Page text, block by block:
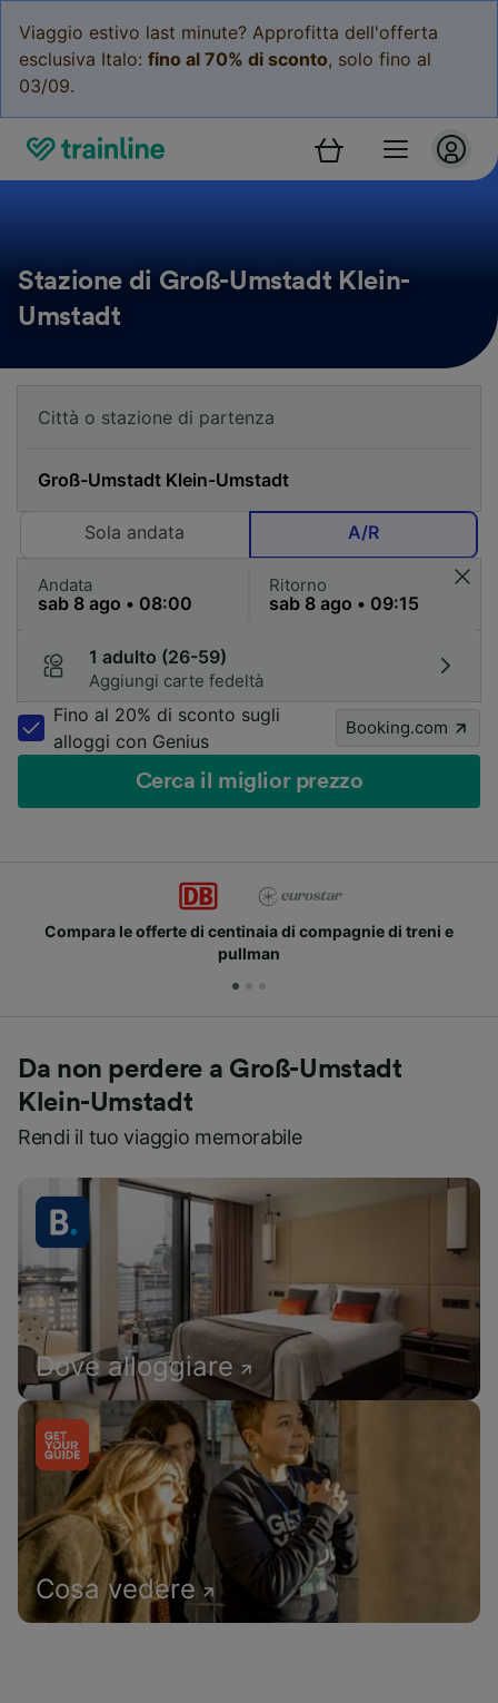
Viaggio estivo last minute? Approfitta dell'offerta
esclusiva Italo: fino al 70% di sconto, solo fino al
03/09.
Stazione di Groß-Umstadt Klein-
Umstadt
Sola andata A/R
Andata Ritorno
1 adulto (26-59)
Aggiungi carte fedeltà
Fino al 20% di sconto sugli
alloggi con Genius
Booking.com
Cerca il miglior prezzo
di compagnie di treni e
Unisciti ai milioni di
Da non perdere a Groß-Umstadt
Klein-Umstadt
Rendi il tuo viaggio memorabile
Dove alloggiare
Cosa vedere